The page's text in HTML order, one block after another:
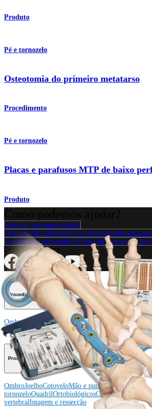
Produto
Pé e tornozelo
Osteotomia do primeiro metatarso
Procedimento
Pé e tornozelo
Placas e parafusos MTP de baixo
Produto
Contacte um representante
Veja eventos, laboratórios e oportunidades
Inscreva-se para receber: O que há de novo na
Conecte-se conosco
Procedimento
OmbroJoelho Cotovelo Mão e punhoPé e
tornozeloQuadrilOrtobiológicosCirurgia
Producto
OmbroJoelhoCotoveloMão e punhoPé e
tornozeloQuadrilOrtobiológicosCirurgia
vertebralImagem e ressecção